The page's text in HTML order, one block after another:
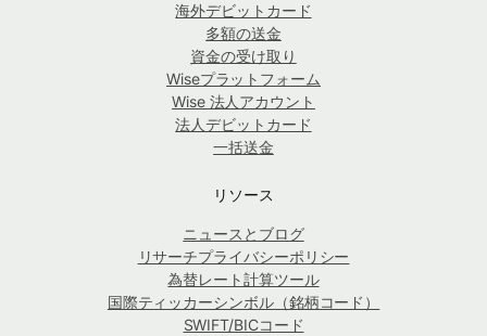
海外デビットカード
多額の送金
資金の受け取り
Wiseプラットフォーム
Wise 法人アカウント
法人デビットカード
一括送金
リソース
ニュースとブログ
リサーチプライバシーポリシー
為替レート計算ツール
国際ティッカーシンボル（銘柄コード）
SWIFT/BICコード